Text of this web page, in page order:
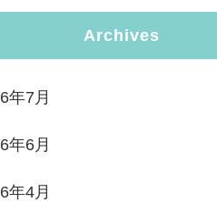
Archives
年7月
年6月
年4月